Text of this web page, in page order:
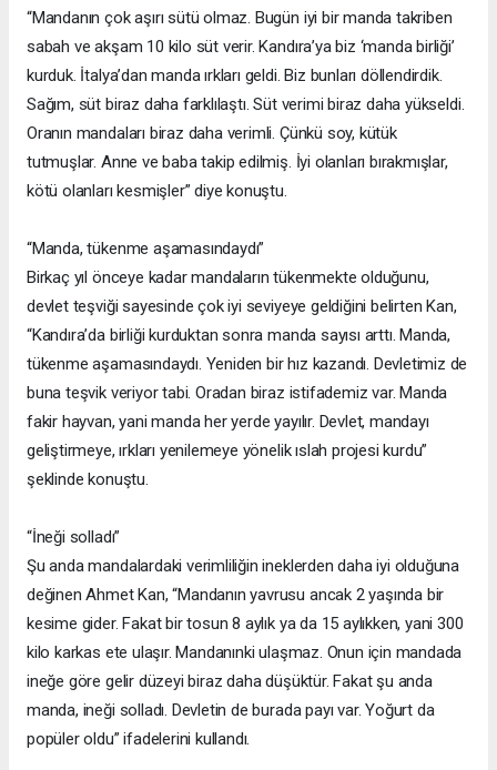
“Mandanın çok aşırı sütü olmaz. Bugün iyi bir manda takriben
sabah ve akşam 10 kilo süt verir. Kandıra’ya biz ‘manda birliği’
kurduk. İtalya’dan manda ırkları geldi. Biz bunları döllendirdik.
Sağım, süt biraz daha farklılaştı. Süt verimi biraz daha yükseldi.
Oranın mandaları biraz daha verimli. Çünkü soy, kütük
tutmuşlar. Anne ve baba takip edilmiş. İyi olanları bırakmışlar,
kötü olanları kesmişler” diye konuştu.
“Manda, tükenme aşamasındaydı”
Birkaç yıl önceye kadar mandaların tükenmekte olduğunu,
devlet teşviği sayesinde çok iyi seviyeye geldiğini belirten Kan,
“Kandıra’da birliği kurduktan sonra manda sayısı arttı. Manda,
tükenme aşamasındaydı. Yeniden bir hız kazandı. Devletimiz de
buna teşvik veriyor tabi. Oradan biraz istifademiz var. Manda
fakir hayvan, yani manda her yerde yayılır. Devlet, mandayı
geliştirmeye, ırkları yenilemeye yönelik ıslah projesi kurdu”
şeklinde konuştu.
“İneği solladı”
Şu anda mandalardaki verimliliğin ineklerden daha iyi olduğuna
değinen Ahmet Kan, “Mandanın yavrusu ancak 2 yaşında bir
kesime gider. Fakat bir tosun 8 aylık ya da 15 aylıkken, yani 300
kilo karkas ete ulaşır. Mandanınki ulaşmaz. Onun için mandada
ineğe göre gelir düzeyi biraz daha düşüktür. Fakat şu anda
manda, ineği solladı. Devletin de burada payı var. Yoğurt da
popüler oldu” ifadelerini kullandı.